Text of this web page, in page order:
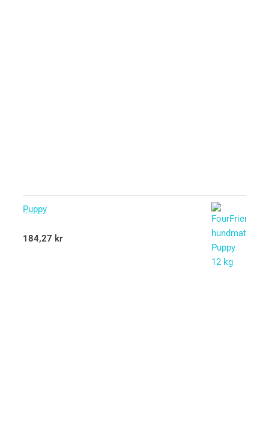
Puppy
Betygsatt
5.00
184,27 kr